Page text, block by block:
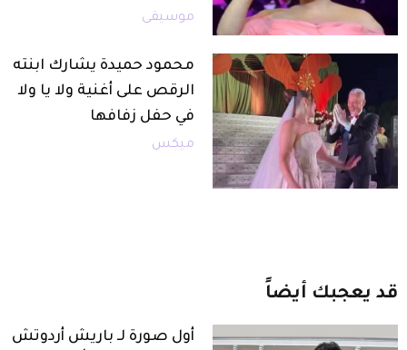
موسيقى
محمود حميدة يشارك ابنته
الرقص على أغنية ولا يا ولا
في حفل زفافها
ميكس
قد يعجبك أيضاً
أول صورة لـ باريش أردوتش